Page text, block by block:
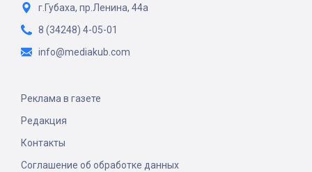
г.Губаха, пр.Ленина, 44а
8 (34248) 4-05-01
info@mediakub.com
Реклама в газете
Редакция
Контакты
Соглашение об обработке данных